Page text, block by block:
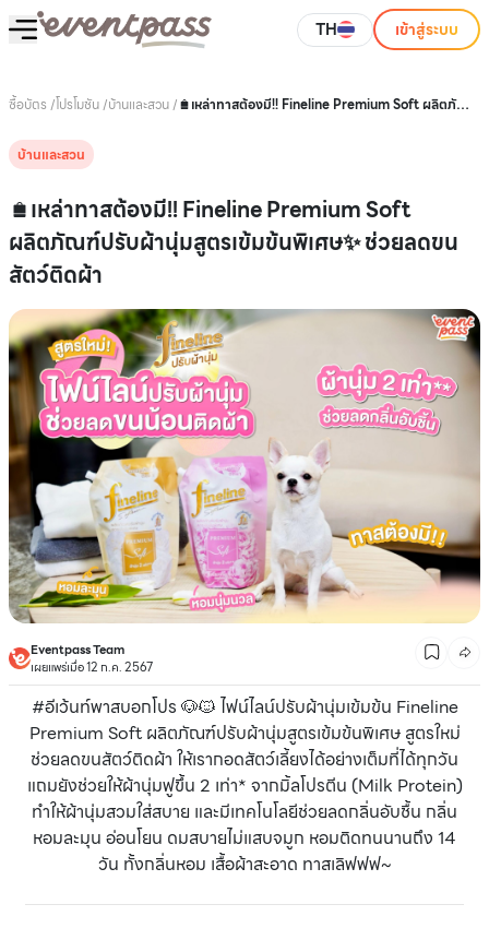
TH เข้าสู่ระบบ
ซื้อบัตร /โปรโมชัน/บ้านและสวน/🛍เหล่าทาสต้องมี!! Fineline Premium Soft ผลิตภัณฑ์
บ้านและสวน
🛍เหล่าทาสต้องมี!! Fineline Premium Soft
ผลิตภัณฑ์ปรับผ้านุ่มสูตรเข้มข้นพิเศษ✨ ช่วยลดขน
สัตว์ติดผ้า
Eventpass Team
เผยแพร่เมื่อ 12 ก.ค. 2567
#อีเว้นท์พาสบอกโปร 🐶🐱 ไฟน์ไลน์ปรับผ้านุ่มเข้มข้น Fineline
Premium Soft ผลิตภัณฑ์ปรับผ้านุ่มสูตรเข้มข้นพิเศษ สูตรใหม่
ช่วยลดขนสัตว์ติดผ้า ให้เรากอดสัตว์เลี้ยงได้อย่างเต็มที่ได้ทุกวัน
แถมยังช่วยให้ผ้านุ่มฟูขึ้น 2 เท่า* จากมิ้ลโปรตีน (Milk Protein)
ทำให้ผ้านุ่มสวมใส่สบาย และมีเทคโนโลยีช่วยลดกลิ่นอับชื้น กลิ่น
หอมละมุน อ่อนโยน ดมสบายไม่แสบจมูก หอมติดทนนานถึง 14
วัน ทั้งกลิ่นหอม เสื้อผ้าสะอาด ทาสเลิฟฟฟ~